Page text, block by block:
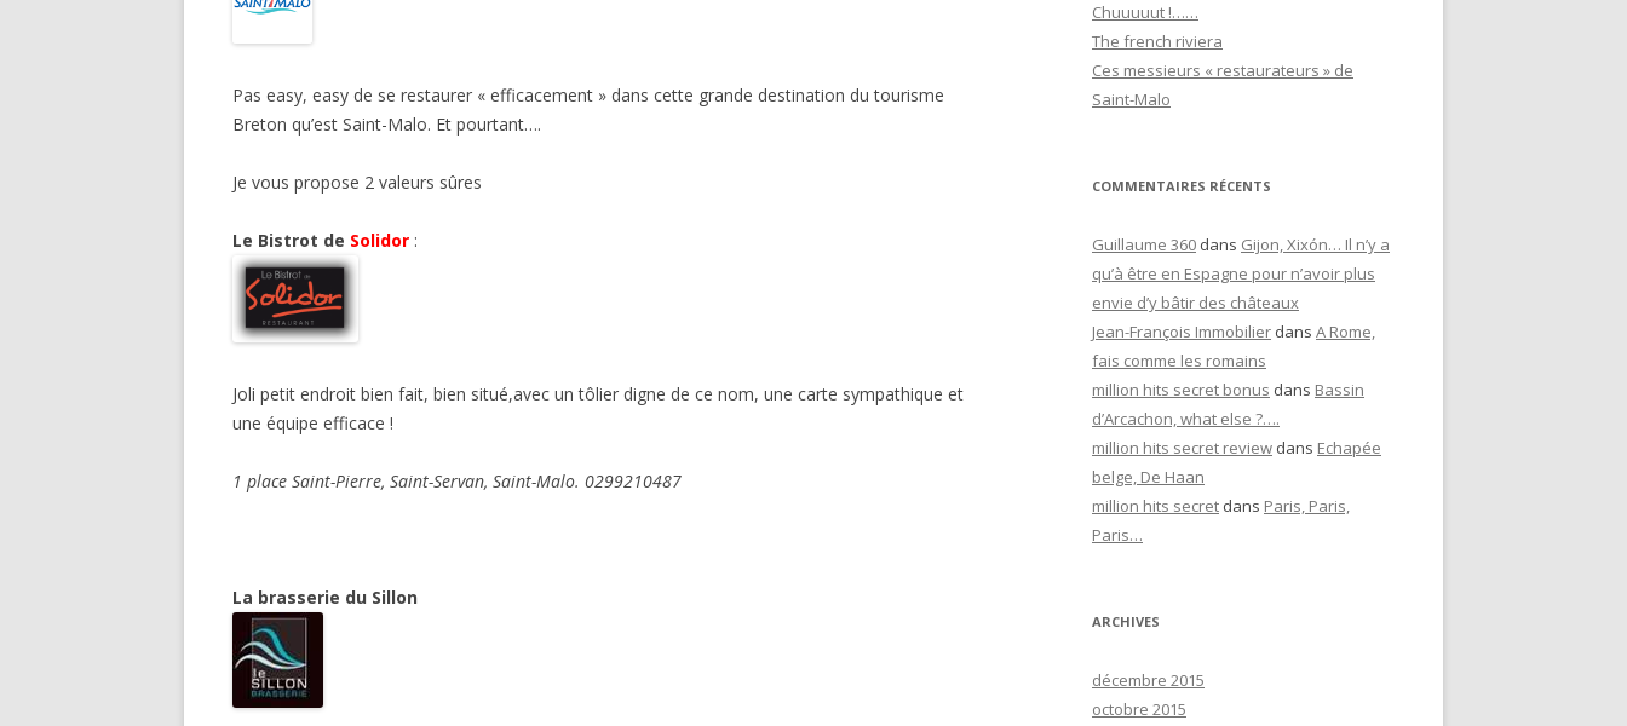
Pas easy, easy de se restaurer « efficacement » dans cette grande destination du tourisme
Breton qu’est Saint-Malo. Et pourtant….
Je vous propose 2 valeurs sûres
Le Bistrot de Solidor :
Joli petit endroit bien fait, bien situé,avec un tôlier digne de ce nom, une carte sympathique et
une équipe efficace !
1 place Saint-Pierre, Saint-Servan, Saint-Malo. 0299210487
La brasserie du Sillon
Chuuuuut !……
The french riviera
Ces messieurs « restaurateurs » de
Saint-Malo
COMMENTAIRES RÉCENTS
Guillaume 360 dans Gijon, Xixón… Il n’y a
qu’à être en Espagne pour n’avoir plus
envie d’y bâtir des châteaux
Jean-François Immobilier dans A Rome,
fais comme les romains
million hits secret bonus dans Bassin
d’Arcachon, what else ?….
million hits secret review dans Echapée
belge, De Haan
million hits secret dans Paris, Paris,
Paris…
ARCHIVES
décembre 2015
octobre 2015